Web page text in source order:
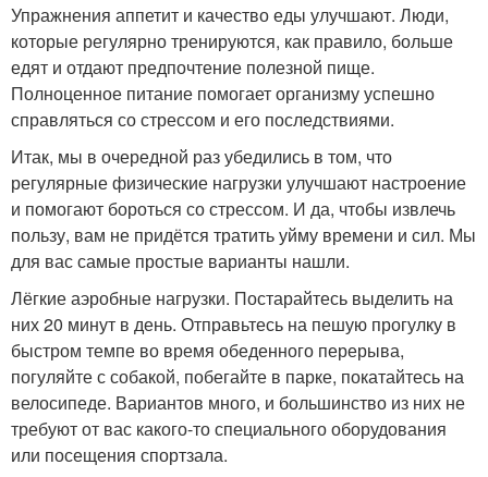
Упражнения аппетит и качество еды улучшают. Люди,
которые регулярно тренируются, как правило, больше
едят и отдают предпочтение полезной пище.
Полноценное питание помогает организму успешно
справляться со стрессом и его последствиями.
Итак, мы в очередной раз убедились в том, что
регулярные физические нагрузки улучшают настроение
и помогают бороться со стрессом. И да, чтобы извлечь
пользу, вам не придётся тратить уйму времени и сил. Мы
для вас самые простые варианты нашли.
Лёгкие аэробные нагрузки. Постарайтесь выделить на
них 20 минут в день. Отправьтесь на пешую прогулку в
быстром темпе во время обеденного перерыва,
погуляйте с собакой, побегайте в парке, покатайтесь на
велосипеде. Вариантов много, и большинство из них не
требуют от вас какого-то специального оборудования
или посещения спортзала.